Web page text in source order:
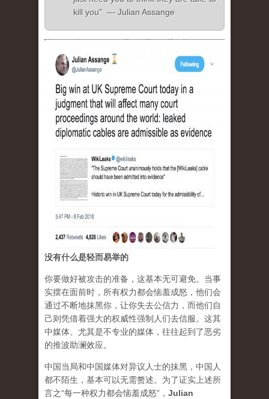
kill you" — Julian Assange
没有什么是轻而易举的
你要做好被攻击的准备，这基本无可避免。当事
实摆在面前时，所有权力都会恼羞成怒，他们会
通过不断地抹黑你，让你失去公信力，而他们自
己则凭借着强大的权威性强制人们去信服。这其
中媒体、尤其是不专业的媒体，往往起到了恶劣
的推波助澜效应。
中国当局和中国媒体对异议人士的抹黑，中国人
都不陌生，基本可以无需赘述。为了证实上述所
言之“每一种权力都会恼羞成怒”， Julian